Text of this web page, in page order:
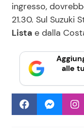
ingresso,
21.30. Sul Suzuki
Lista e dalla
alle